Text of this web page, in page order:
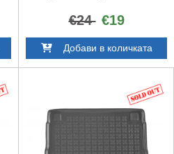
€24 €19
Добави в количката